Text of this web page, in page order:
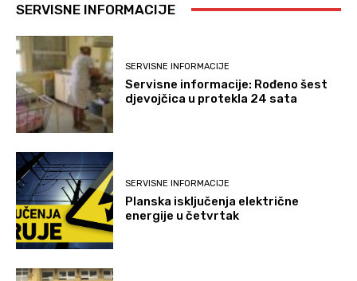
SERVISNE INFORMACIJE
SERVISNE INFORMACIJE
Servisne informacije: Rođeno šest
djevojčica u protekla 24 sata
SERVISNE INFORMACIJE
Planska isključenja električne
energije u četvrtak